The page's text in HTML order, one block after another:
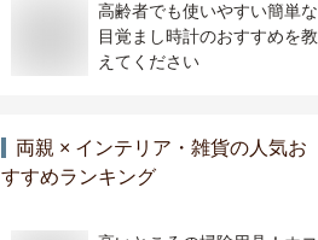
高齢者でも使いやすい簡単な
目覚まし時計のおすすめを教
えてください
両親 × インテリア・雑貨の人気お
すすめランキング